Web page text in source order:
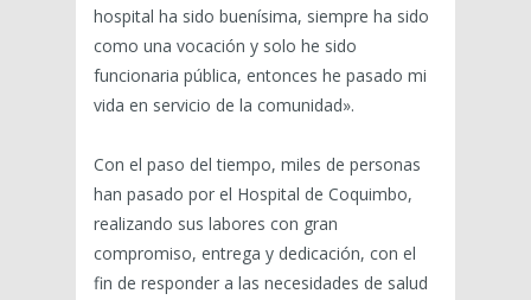
hospital ha sido buenísima, siempre ha sido
como una vocación y solo he sido
funcionaria pública, entonces he pasado mi
vida en servicio de la comunidad».
Con el paso del tiempo, miles de personas
han pasado por el Hospital de Coquimbo,
realizando sus labores con gran
compromiso, entrega y dedicación, con el
fin de responder a las necesidades de salud